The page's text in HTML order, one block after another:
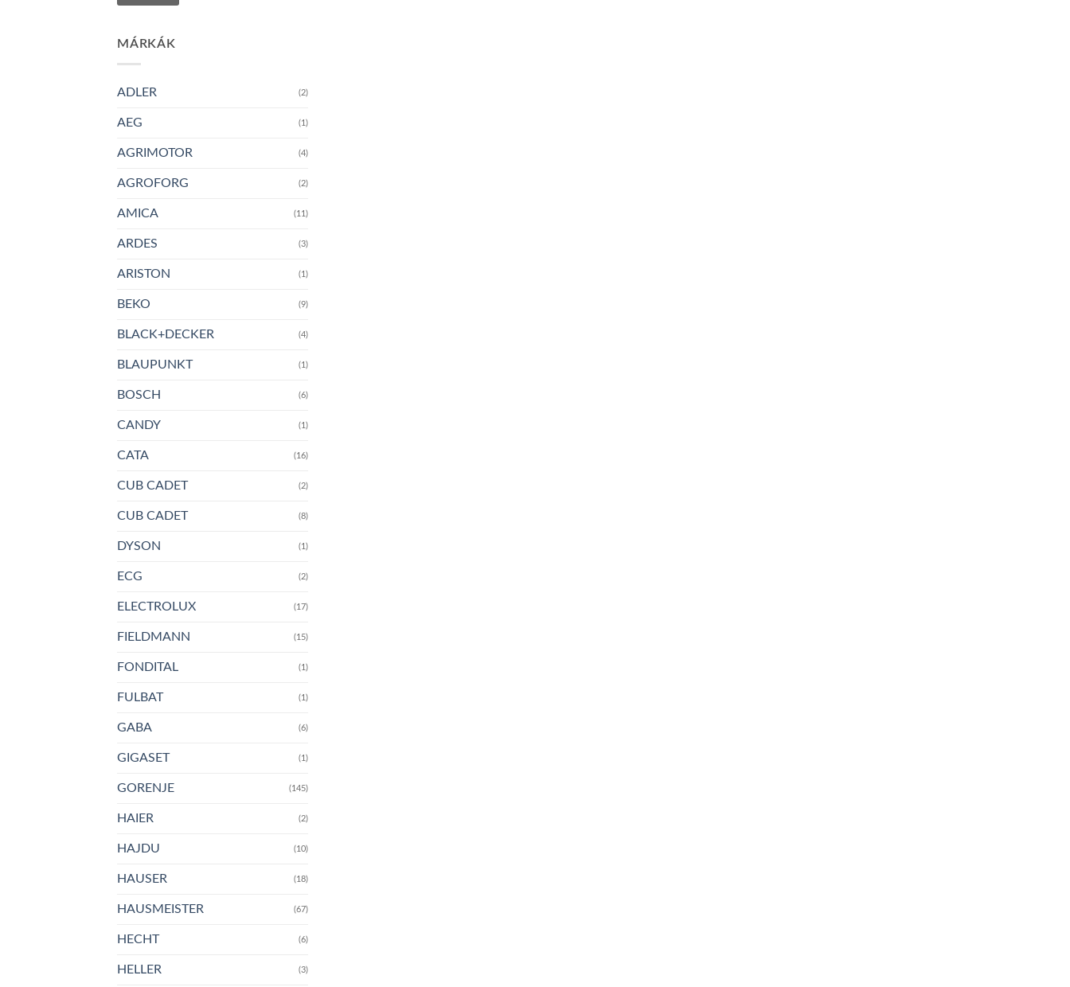
MÁRKÁK
ADLER (2)
AEG (1)
AGRIMOTOR (4)
AGROFORG (2)
AMICA (11)
ARDES (3)
ARISTON (1)
BEKO (9)
BLACK+DECKER (4)
BLAUPUNKT (1)
BOSCH (6)
CANDY (1)
CATA (16)
CUB CADET (2)
CUB CADET (8)
DYSON (1)
ECG (2)
ELECTROLUX (17)
FIELDMANN (15)
FONDITAL (1)
FULBAT (1)
GABA (6)
GIGASET (1)
GORENJE (145)
HAIER (2)
HAJDU (10)
HAUSER (18)
HAUSMEISTER (67)
HECHT (6)
HELLER (3)